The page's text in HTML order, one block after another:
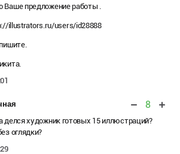
Ваше предложение работы .
illustrators.ru/users/id28888
8
делся художник готовых 15 иллюстраций?
оглядки?